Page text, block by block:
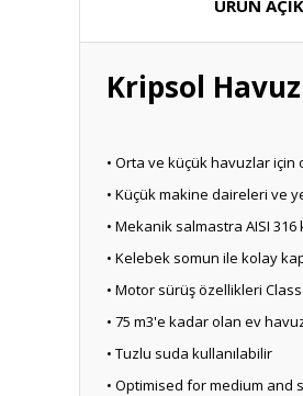
ÜRÜN
Kripsol
• Orta ve küçük havuzlar için
• Küçük makine daireleri ve
• Mekanik salmastra AISI 316
• Kelebek somun ile kolay
• Motor sürüş özellikleri Class
• 75 m3'e kadar olan ev
• Tuzlu suda kullanılabilir
• Optimised for medium and